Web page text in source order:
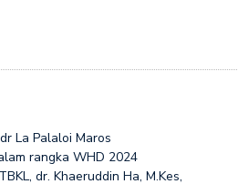
La Palaloi Maros
rangka WHD 2024
dr. Khaeruddin Ha, M.Kes,